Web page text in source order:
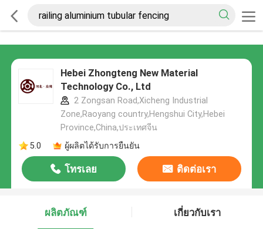
Hebei Zhongteng New Material
Technology Co., Ltd
2 Zongsan Road,Xicheng Industrial
Zone,Raoyang country,Hengshui City,Hebei
Province,China,ประเทศจีน
5.0
ผู้ผลิตได้รับการยืนยัน
โทรเลย ติดต่อเรา
ผลิตภัณฑ์ เกี่ยวกับเรา